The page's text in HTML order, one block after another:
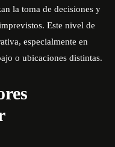
la toma de decisiones y
Este nivel de
especialmente en
o ubicaciones distintas.